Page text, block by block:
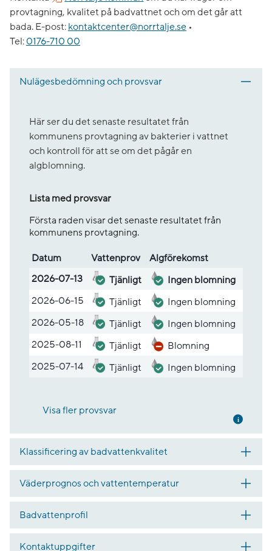
provtagning, kvalitet på badvattnet och om det går att
bada. E-post: kontaktcenter@norrtalje.se •
Tel: 0176-710 00
Nulägesbedömning och provsvar
Här ser du det senaste resultatet från
kommunens provtagning av bakterier i vattnet
och kontroll för att se om det pågår en
algblomning.
Lista med provsvar
Första raden visar det senaste resultatet från
kommunens provtagning.
Lista med provsvar
Datum Vatten­prov
Alg­före­komst
2026-07-13
Tjänligt
Ingen blomning
2026-06-15
Tjänligt
Ingen blomning
2026-05-18
Tjänligt
Ingen blomning
2025-08-11
Tjänligt
Blomning
2025-07-14
Tjänligt Ingen blomning
Visa fler provsvar Mer
Klassificering av badvattenkvalitet
Väderprognos och vattentemperatur
Badvattenprofil
Kontaktuppgifter